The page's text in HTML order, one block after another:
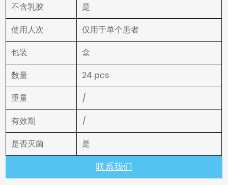
不含乳胶
是
使用人次
仅用于单个患者
包装
盒
数量
24 pcs
重量
/
有效期
/
是否灭菌
是
联系我们